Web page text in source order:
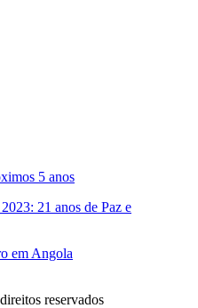
5 anos
21 anos de Paz e
em Angola
reservados